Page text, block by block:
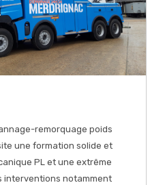
remorquage poids
une formation solide et
PL et une extrême
interventions notamment